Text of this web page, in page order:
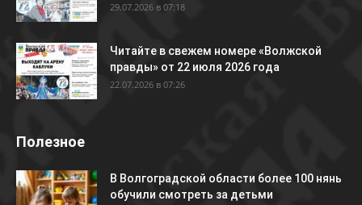
29.07.2026 в 07:18
Читайте в свежем номере «Волжской
правды» от 22 июля 2026 года
22.07.2026 в 07:26
Полезное
В Волгоградской области более 100 нянь
обучили смотреть за детьми